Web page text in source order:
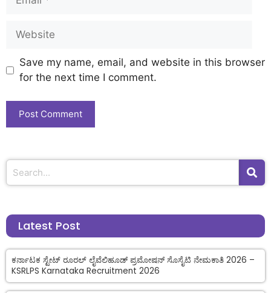
Save my name, email, and website in this browser
for the next time I comment.
Latest Post
ಕರ್ನಾಟಕ ಸ್ಟೇಟ್ ರೂರಲ್ ಲೈವೆಲಿಹೂಡ್ ಪ್ರಮೋಷನ್ ಸೊಸೈಟಿ ನೇಮಕಾತಿ 2026 –
KSRLPS Karnataka Recruitment 2026